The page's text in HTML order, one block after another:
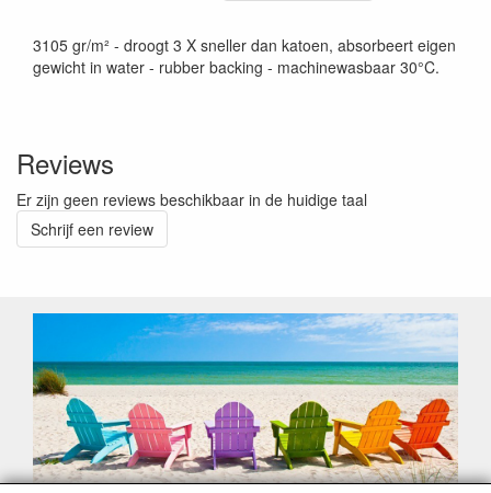
3105 gr/m² - droogt 3 X sneller dan katoen, absorbeert eigen
gewicht in water - rubber backing - machinewasbaar 30°C.
Reviews
Er zijn geen reviews beschikbaar in de huidige taal
Schrijf een review